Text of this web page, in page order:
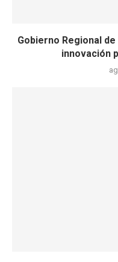
Gobierno Regional
innovación